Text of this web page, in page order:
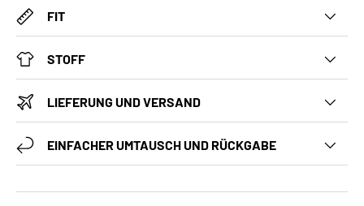
FIT
STOFF
LIEFERUNG UND VERSAND
EINFACHER UMTAUSCH UND RÜCKGABE